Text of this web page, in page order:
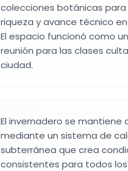
colecciones botánicas
riqueza y avance técnico en
El espacio funcionó como
reunión para las clases
ciudad.
El invernadero se mantiene
mediante un sistema de
subterránea que crea
consistentes para todos